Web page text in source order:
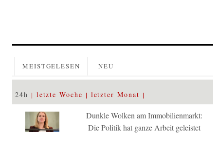
MEISTGELESEN NEU
24h letzte Woche letzter Monat
Dunkle Wolken am Immobilienmarkt:
Die Politik hat ganze Arbeit geleistet